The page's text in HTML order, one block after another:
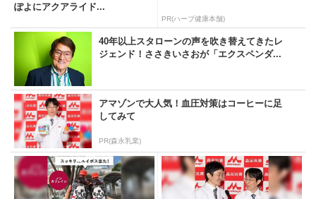
ぽよにアクアライド...
PR(ハーブ健康本舗)
40年以上スタローンの声を吹き替えてきたレ
ジェンド！ささきいさおが「エクスペンダ...
アマゾンで大人気！血圧対策はコーヒーに足
してみて
PR(森永乳業)